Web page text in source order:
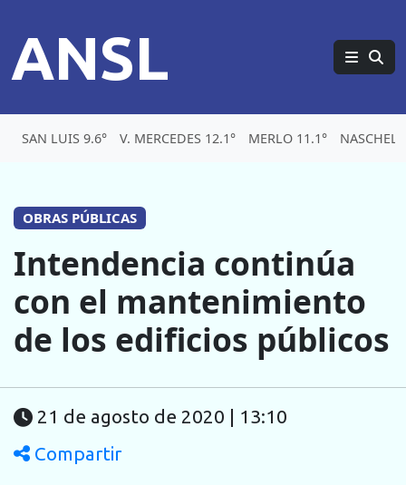
ANSL
SAN LUIS 9.6° V. MERCEDES 12.1° MERLO 11.1° NASCHEL
OBRAS PÚBLICAS
Intendencia continúa
con el mantenimiento
de los edificios públicos
21 de agosto de 2020 | 13:10
Compartir